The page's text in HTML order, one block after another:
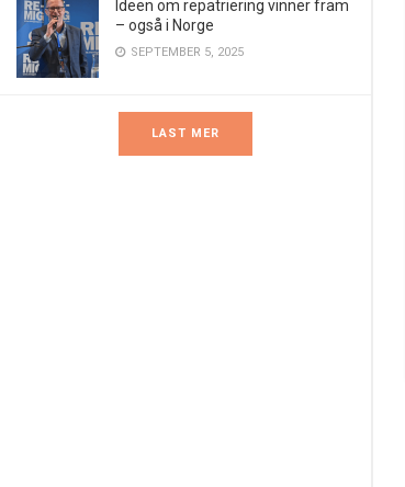
Ideen om repatriering vinner fram
– også i Norge
SEPTEMBER 5, 2025
LAST MER